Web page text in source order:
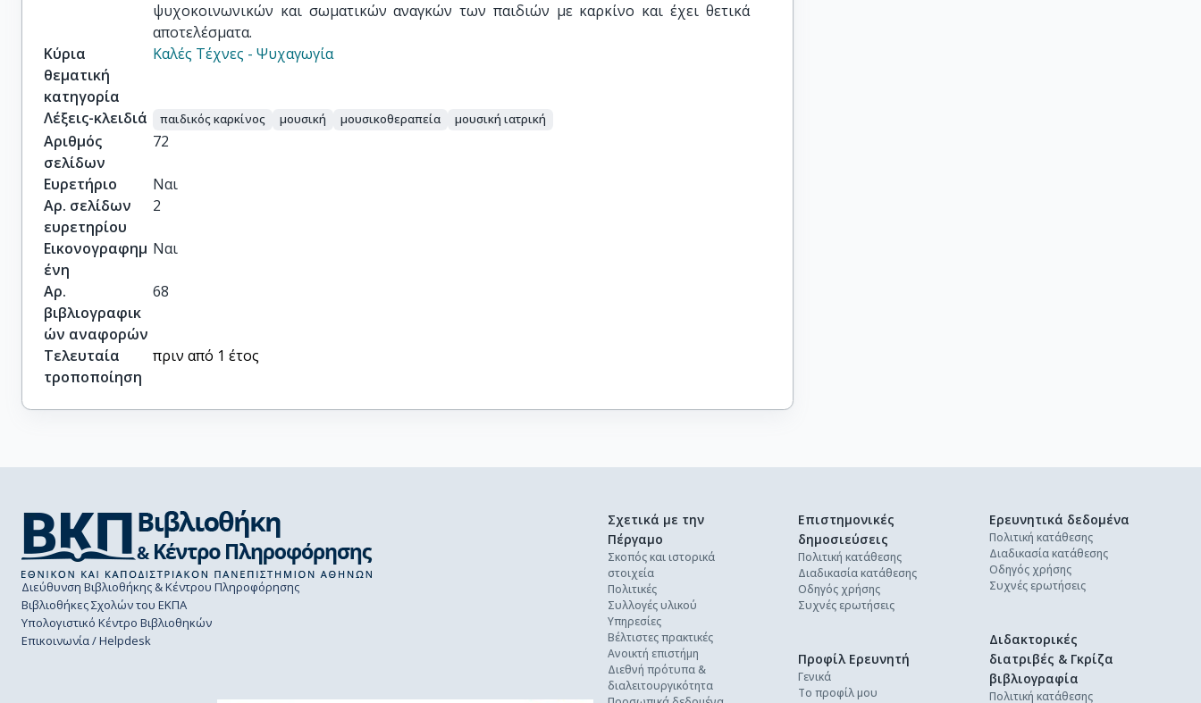
ψυχοκοινωνικών και σωματικών αναγκών των παιδιών με καρκίνο και έχει θετικά
αποτελέσματα.
Κύρια
θεματική
κατηγορία
Καλές Τέχνες - Ψυχαγωγία
Λέξεις-κλειδιά παιδικός καρκίνος μουσική μουσικοθεραπεία μουσική ιατρική
Αριθμός
σελίδων
72
Ευρετήριο
Ναι
Αρ. σελίδων
ευρετηρίου
2
Εικονογραφημ
ένη
Ναι
Αρ.
βιβλιογραφικ
ών αναφορών
68
Τελευταία
τροποποίηση
πριν από 1 έτος
Διεύθυνση Βιβλιοθήκης & Κέντρου Πληροφόρησης
Βιβλιοθήκες Σχολών του ΕΚΠΑ
Υπολογιστικό Κέντρο Βιβλιοθηκών
Επικοινωνία / Helpdesk
Σχετικά με την
Πέργαμο
Σκοπός και ιστορικά
στοιχεία
Πολιτικές
Συλλογές υλικού
Υπηρεσίες
Βέλτιστες πρακτικές
Ανοικτή επιστήμη
Διεθνή πρότυπα &
διαλειτουργικότητα
Επιστημονικές
δημοσιεύσεις
Πολιτική κατάθεσης
Διαδικασία κατάθεσης
Οδηγός χρήσης
Συχνές ερωτήσεις
Ερευνητικά δεδομένα
Πολιτική κατάθεσης
Διαδικασία κατάθεσης
Οδηγός χρήσης
Συχνές ερωτήσεις
Διδακτορικές
διατριβές & Γκρίζα
βιβλιογραφία
Πολιτική κατάθεσης
Προφίλ Ερευνητή
Γενικά
Το προφίλ μου